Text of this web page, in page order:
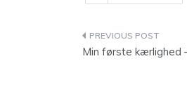
Min første kærlighed